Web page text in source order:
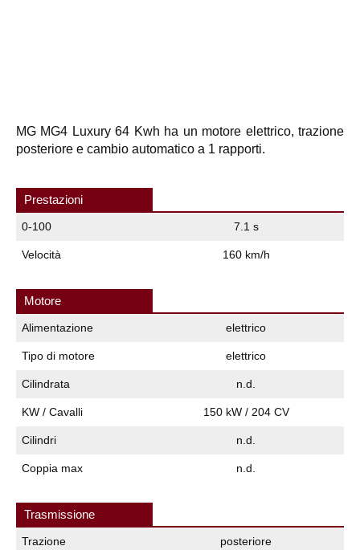
MG MG4 Luxury 64 Kwh ha un motore elettrico, trazione
posteriore e cambio automatico a 1 rapporti.
Prestazioni
0-100 7.1 s
Velocità 160 km/h
Motore
Alimentazione elettrico
Tipo di motore elettrico
Cilindrata n.d.
KW / Cavalli 150 kW / 204 CV
Cilindri n.d.
Coppia max n.d.
Trasmissione
Trazione posteriore